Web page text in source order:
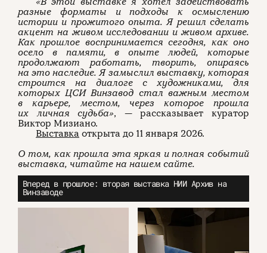
разные форматы и подходы к осмыслению
истории и прожитого опыта. Я решил сделать
акцент на живом исследовании и живом архиве.
Как прошлое воспринимается сегодня, как оно
осело в памяти, в опыте людей, которые
продолжают работать, творить, опираясь
на это наследие. Я замыслил выставку, которая
строится на диалоге с художниками, для
которых ЦСИ Винзавод стал важным местом
в карьере, местом, через которое прошла
их личная судьба», — рассказывает куратор
Виктор Мизиано.
Выставка открыта до 11 января 2026.
О том, как прошла эта яркая и полная событий
выставка, читайте на нашем сайте.
Вперед в прошлое: вторая выставка НИИ Архив на
Винзаводе